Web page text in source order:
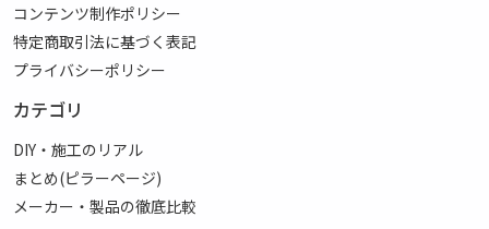
コンテンツ制作ポリシー
特定商取引法に基づく表記
プライバシーポリシー
カテゴリ
DIY・施工のリアル
まとめ(ピラーページ)
メーカー・製品の徹底比較